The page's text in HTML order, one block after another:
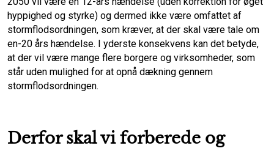
hyppighed og styrke) og dermed ikke være omfattet af
stormflodsordningen, som kræver, at der skal være tale om
en-20 års hændelse. I yderste konsekvens kan det betyde,
at der vil være mange flere borgere og virksomheder, som
står uden mulighed for at opnå dækning gennem
stormflodsordningen.
Derfor skal vi forberede og